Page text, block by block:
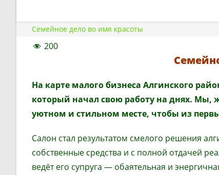
Семейное дело во имя красоты
200
На карте малого бизнеса Алгинского
который начал свою работу на днях. Мы,
уютном и стильном месте, чтобы из
Салон стал результатом смелого решения
собственные средства и с полной отдачей
ведёт его супруга — обаятельная и